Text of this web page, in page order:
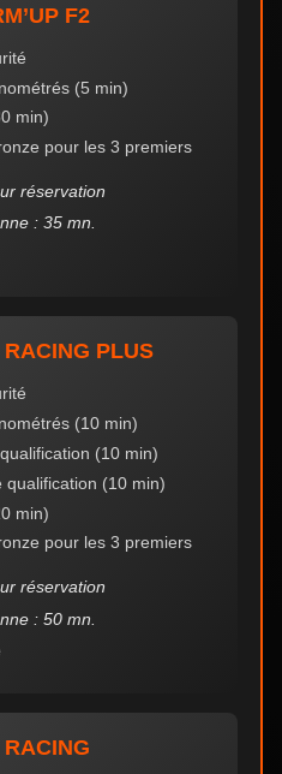
F2
(5 min)
min)
pour les 3 premiers
réservation
: 35 mn.
PLUS
(10 min)
(10 min)
qualification (10 min)
min)
pour les 3 premiers
réservation
: 50 mn.